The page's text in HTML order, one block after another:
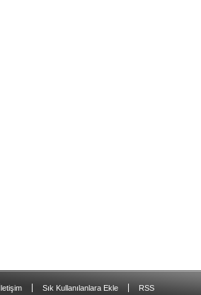
İletişim Sık Kullanılanlara Ekle RSS